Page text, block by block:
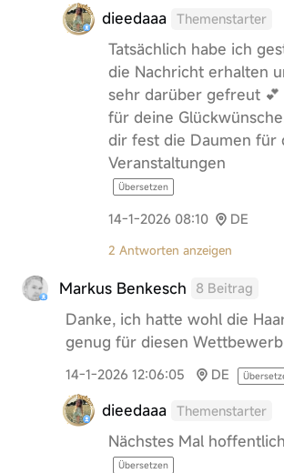
dieedaaa Themenstarter
Tatsächlich habe ich
die Nachricht erhalten
sehr darüber gefreut
für deine
dir fest die Daumen für
Veranstaltungen
Übersetzen
14-1-2026 08:10 DE
2 Antworten anzeigen
Markus Benkesch 8 Beitrag
Danke, ich hatte wohl die
genug für diesen Wettbewerb
14-1-2026 12:06:05 DE
dieedaaa Themenstarter
Nächstes Mal
Übersetzen